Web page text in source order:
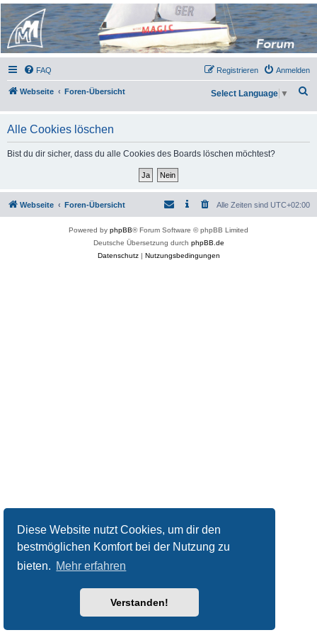
Diese Website nutzt Cookies, um dir den
bestmöglichen Komfort bei der Nutzung zu
bieten. Mehr erfahren
Verstanden!
Micro Magic Forum
Deutschland
FAQ Anmelden
Registrieren
Webseite Foren-Übersicht
h
Select Language ▼
Alle Cookies löschen
Bist du dir sicher, dass du alle Cookies des Boards löschen möchtest?
Webseite Foren-Übersicht Alle Zeiten sind UTC+02:00
Powered by phpBB® Forum Software © phpBB Limited
Deutsche Übersetzung durch phpBB.de
Datenschutz| Nutzungsbedingungen